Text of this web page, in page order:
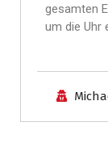
gesamten
um die Uhr